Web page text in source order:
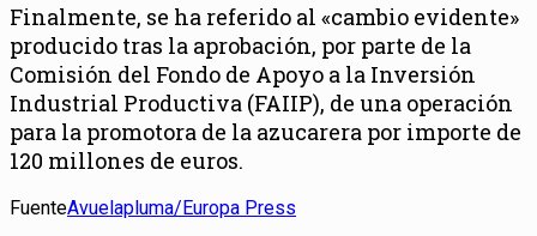
Finalmente, se ha referido al «cambio evidente»
producido tras la aprobación, por parte de la
Comisión del Fondo de Apoyo a la Inversión
Industrial Productiva (FAIIP), de una operación
para la promotora de la azucarera por importe de
120 millones de euros.
FuenteAvuelapluma/Europa Press